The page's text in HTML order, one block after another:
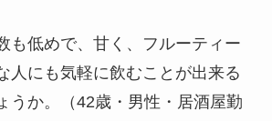
も低めで、甘く、フルーティー
人にも気軽に飲むことが出来る
うか。（42歳・男性・居酒屋勤